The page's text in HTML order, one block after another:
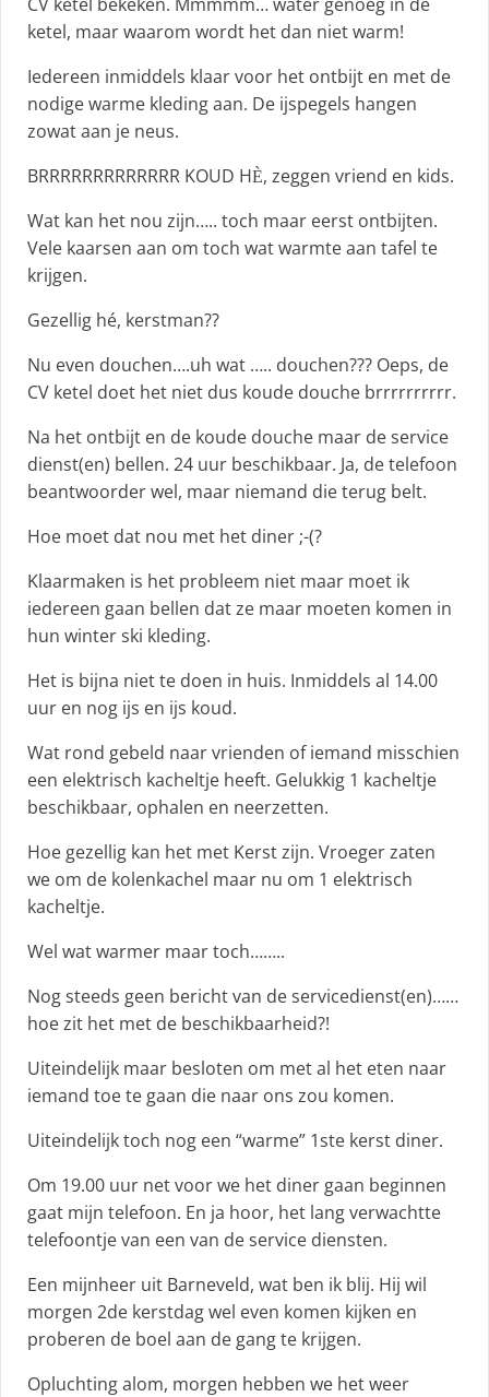
ketel, maar waarom wordt het dan niet warm!
Iedereen inmiddels klaar voor het ontbijt en met de
nodige warme kleding aan. De ijspegels hangen
zowat aan je neus.
BRRRRRRRRRRRRR KOUD HÈ, zeggen vriend en kids.
Wat kan het nou zijn….. toch maar eerst ontbijten.
Vele kaarsen aan om toch wat warmte aan tafel te
krijgen.
Gezellig hé, kerstman??
Nu even douchen….uh wat ….. douchen??? Oeps, de
CV ketel doet het niet dus koude douche brrrrrrrrrr.
Na het ontbijt en de koude douche maar de service
dienst(en) bellen. 24 uur beschikbaar. Ja, de telefoon
beantwoorder wel, maar niemand die terug belt.
Hoe moet dat nou met het diner ;-(?
Klaarmaken is het probleem niet maar moet ik
iedereen gaan bellen dat ze maar moeten komen in
hun winter ski kleding.
Het is bijna niet te doen in huis. Inmiddels al 14.00
uur en nog ijs en ijs koud.
Wat rond gebeld naar vrienden of iemand misschien
een elektrisch kacheltje heeft. Gelukkig 1 kacheltje
beschikbaar, ophalen en neerzetten.
Hoe gezellig kan het met Kerst zijn. Vroeger zaten
we om de kolenkachel maar nu om 1 elektrisch
kacheltje.
Wel wat warmer maar toch……..
Nog steeds geen bericht van de servicedienst(en)……
hoe zit het met de beschikbaarheid?!
Uiteindelijk maar besloten om met al het eten naar
iemand toe te gaan die naar ons zou komen.
Uiteindelijk toch nog een “warme” 1ste kerst diner.
Om 19.00 uur net voor we het diner gaan beginnen
gaat mijn telefoon. En ja hoor, het lang verwachtte
telefoontje van een van de service diensten.
Een mijnheer uit Barneveld, wat ben ik blij. Hij wil
morgen 2de kerstdag wel even komen kijken en
proberen de boel aan de gang te krijgen.
Opluchting alom, morgen hebben we het weer